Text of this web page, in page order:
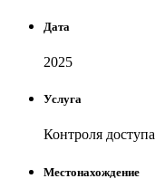
Дата
2025
Услуга
Контроля доступа
Местонахождение